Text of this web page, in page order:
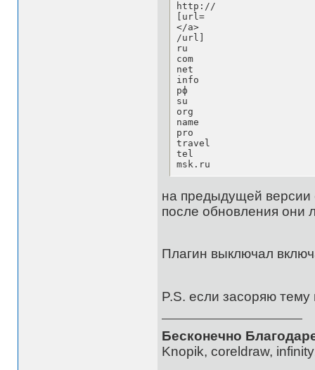
http://
[url=
</a>
/url]
ru
com
net
info
рф
su
org
name
pro
travel
tel
msk.ru
на предыдущей версии
после обновления они
Плагин выключал
P.S. если засоряю
Бесконечно
Knopik, coreldraw,